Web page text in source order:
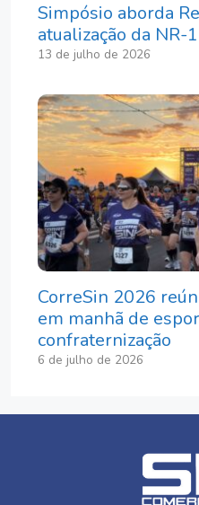
Simpósio aborda
atualização da NR-
13 de julho de 2026
CorreSin 2026
em manhã de
confraternização
6 de julho de 2026